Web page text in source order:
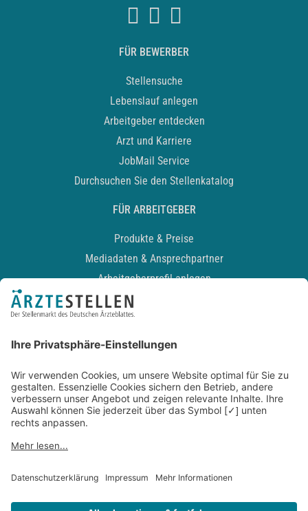
FÜR BEWERBER
Stellensuche
Lebenslauf anlegen
Arbeitgeber entdecken
Arzt und Karriere
JobMail Service
Durchsuchen Sie den Stellenkatalog
FÜR ARBEITGEBER
Produkte & Preise
Mediadaten & Ansprechpartner
Arbeitgeberprofil anlegen
Recruiting-Podcast
Kontakt
Datenschutz
Newsletter